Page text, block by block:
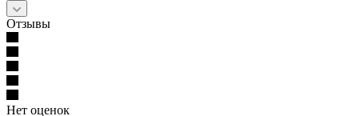
Отзывы
Нет оценок